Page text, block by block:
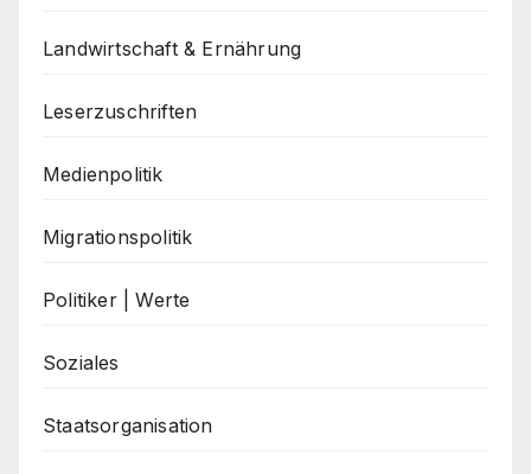
Landwirtschaft & Ernährung
Leserzuschriften
Medienpolitik
Migrationspolitik
Politiker | Werte
Soziales
Staatsorganisation